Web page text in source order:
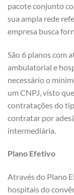
pacote conjunto
sua ampla rede
empresa busca
São 6 planos com
ambulatorial e
necessário o
um CNPJ, visto
contratações do
contratar por
intermediária.
Plano Efetivo
Através do Plano
hospitais do